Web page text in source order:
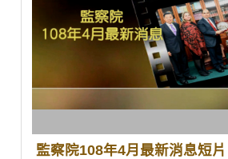
監察院108年4月最新消息短片